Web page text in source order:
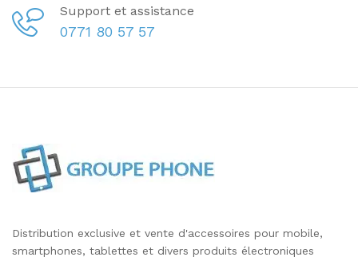
Support et assistance
0771 80 57 57
Distribution exclusive et vente d'accessoires pour mobile,
smartphones, tablettes et divers produits électroniques